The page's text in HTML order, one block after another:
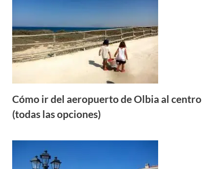
Cómo ir del aeropuerto de Olbia al centro
(todas las opciones)